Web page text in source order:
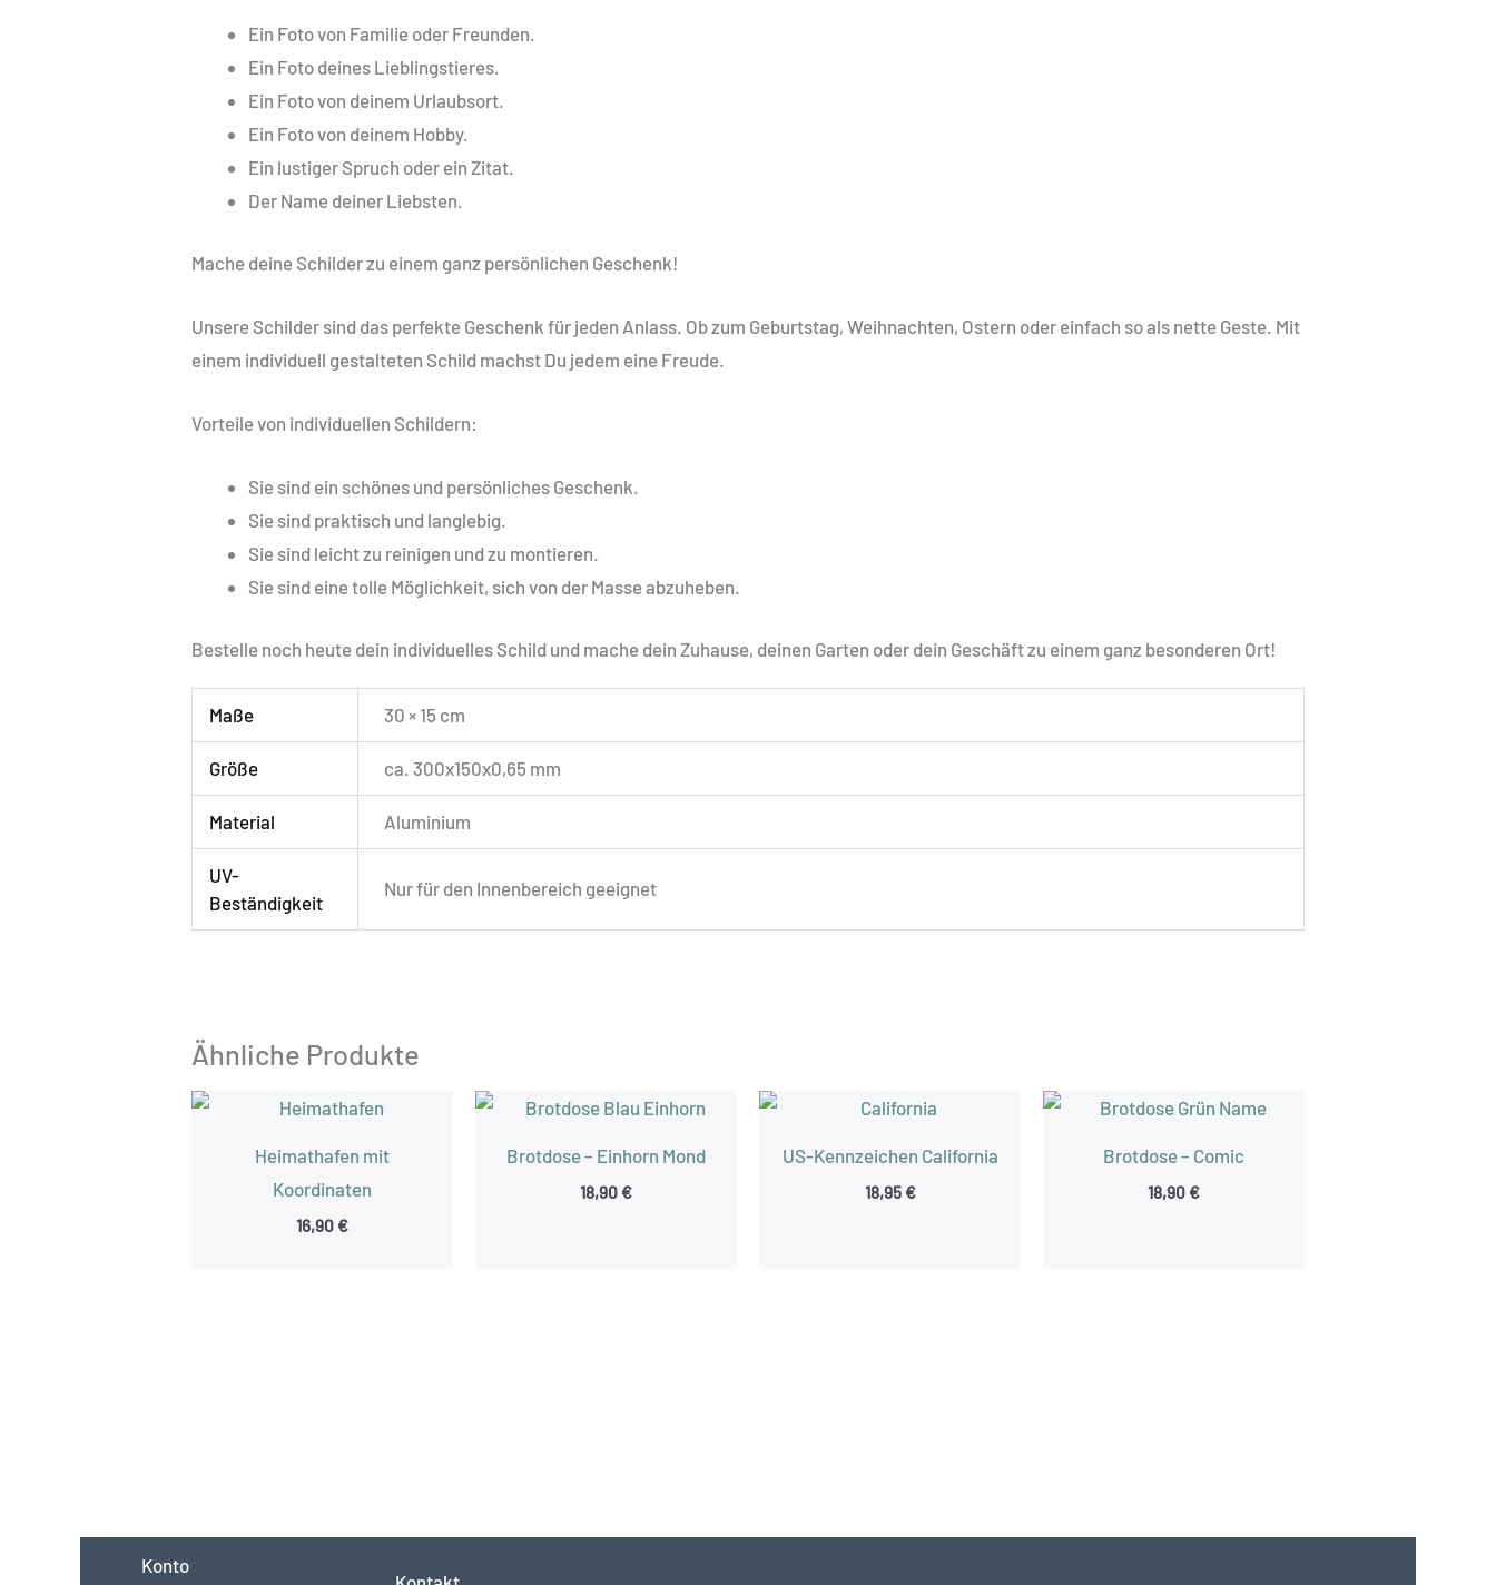
Ein Foto von Familie oder Freunden.
Ein Foto deines Lieblingstieres.
Ein Foto von deinem Urlaubsort.
Ein Foto von deinem Hobby.
Ein lustiger Spruch oder ein Zitat.
Der Name deiner Liebsten.
Mache deine Schilder zu einem ganz persönlichen Geschenk!
Unsere Schilder sind das perfekte Geschenk für jeden Anlass. Ob zum Geburtstag, Weihnachten, Ostern oder einfach so als nette Geste. Mit
einem individuell gestalteten Schild machst Du jedem eine Freude.
Vorteile von individuellen Schildern:
Sie sind ein schönes und persönliches Geschenk.
Sie sind praktisch und langlebig.
Sie sind leicht zu reinigen und zu montieren.
Sie sind eine tolle Möglichkeit, sich von der Masse abzuheben.
Bestelle noch heute dein individuelles Schild und mache dein Zuhause, deinen Garten oder dein Geschäft zu einem ganz besonderen Ort!
Maße 30 × 15 cm
Größe ca. 300x150x0,65 mm
Material Aluminium
UV-
Beständigkeit
Nur für den Innenbereich geeignet
Ähnliche Produkte
Heimathafen mit
Koordinaten
16,90 €
Brotdose – Einhorn Mond
18,90 €
US-Kennzeichen California
18,95 €
Brotdose – Comic
18,90 €
Konto